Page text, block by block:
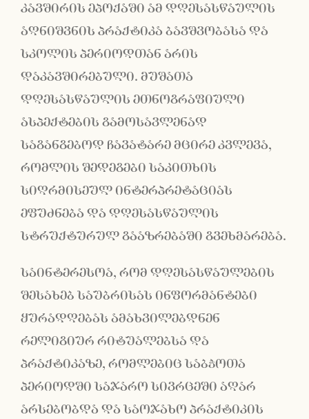
კავშირის ეპოქაში ამ დღესასწაულის
აღნიშვნის პრაქტიკა ბავშვობასა და
სკოლის პერიოდთან არის
დაკავშირებული. მუშათა
დღესასწაულის ეთნოგრაფიული
ასპექტების გამოსავლენად
საგანგებოდ ჩავატარე მცირე კვლევა,
რომლის შედეგები საკითხის
სიღრმისეულ ინტერპრეტაციას
ეფუძნება და დღესასწაულის
სტრუქტურულ გააზრებაში გვეხმარება.
საინტერესოა, რომ დღესასწაულების
შესახებ საუბრისას ინფორმანტები
ყურადღებას ამახვილებდნენ
რელიგიურ რიტუალებსა და
პრაქტიკაზე, რომლებიც საბჭოთა
პერიოდში საჯარო სივრცეში აღარ
არსებობდა და საოჯახო პრაქტიკის